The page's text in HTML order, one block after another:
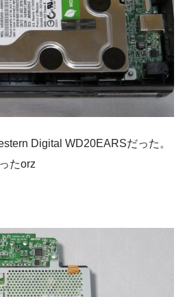
Digital WD20EARSだった。
たorz